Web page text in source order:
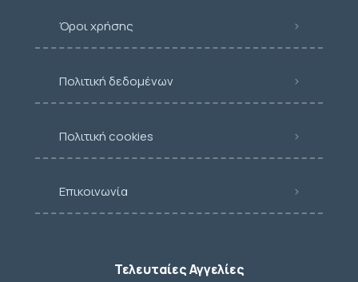
Όροι χρήσης
Πολιτική δεδομένων
Πολιτική cookies
Επικοινωνία
Τελευταίες Αγγελίες